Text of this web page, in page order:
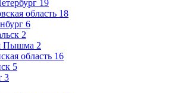
19
область 18
6
2
Пышма 2
область 16
5
3